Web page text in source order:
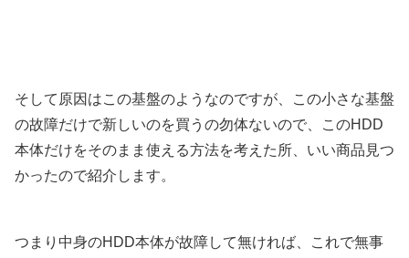
そして原因はこの基盤のようなのですが、この小さな基盤
の故障だけで新しいのを買うの勿体ないので、このHDD
本体だけをそのまま使える方法を考えた所、いい商品見つ
かったので紹介します。
つまり中身のHDD本体が故障して無ければ、これで無事